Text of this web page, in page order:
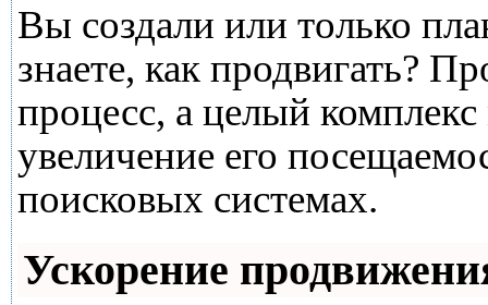
Вы создали или только
знаете, как продвигать?
процесс, а целый
увеличение его
поисковых системах.
Ускорение